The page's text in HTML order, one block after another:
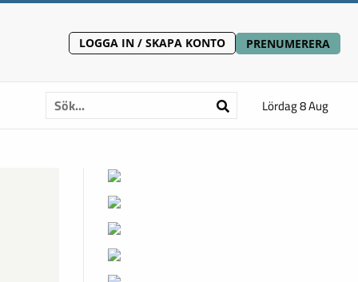
LOGGA IN / SKAPA KONTO PRENUMERERA
Lördag 8 Aug